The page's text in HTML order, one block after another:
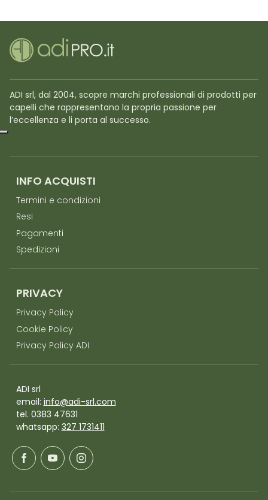
ADI srl, dal 2004, scopre marchi professionali di prodotti per
capelli che rappresentano la propria passione per
l’eccellenza e li porta al successo.
INFO ACQUISTI
Termini e condizioni
Resi
Pagamenti
Spedizioni
PRIVACY
Privacy Policy
Cookie Policy
Privacy Policy ADI
ADI srl
email: info@adi-srl.com
tel. 0383 47631
whatsapp: 327 1731411